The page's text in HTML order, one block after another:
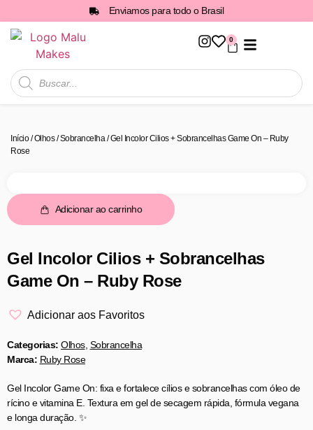
Enviamos para todo o Brasil
0
Início/Olhos/Sobrancelha/ Gel Incolor Cilios + Sobrancelhas Game On – Ruby
Rose
Gel Incolor Cilios + Sobrancelhas
Game On – Ruby Rose
Adicionar aos Favoritos
Categorias: Olhos, Sobrancelha
Marca: Ruby Rose
Gel Incolor Game On: fixa e fortalece cílios e sobrancelhas com óleo de
rícino e vitamina E. Textura em gel de secagem rápida, fórmula vegana
e longa duração. ✨
Adicionar ao carrinho